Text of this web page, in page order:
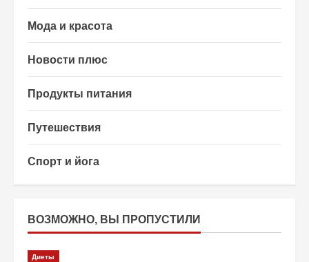
Мода и красота
Новости плюс
Продукты питания
Путешествия
Спорт и йога
ВОЗМОЖНО, ВЫ ПРОПУСТИЛИ
Диеты